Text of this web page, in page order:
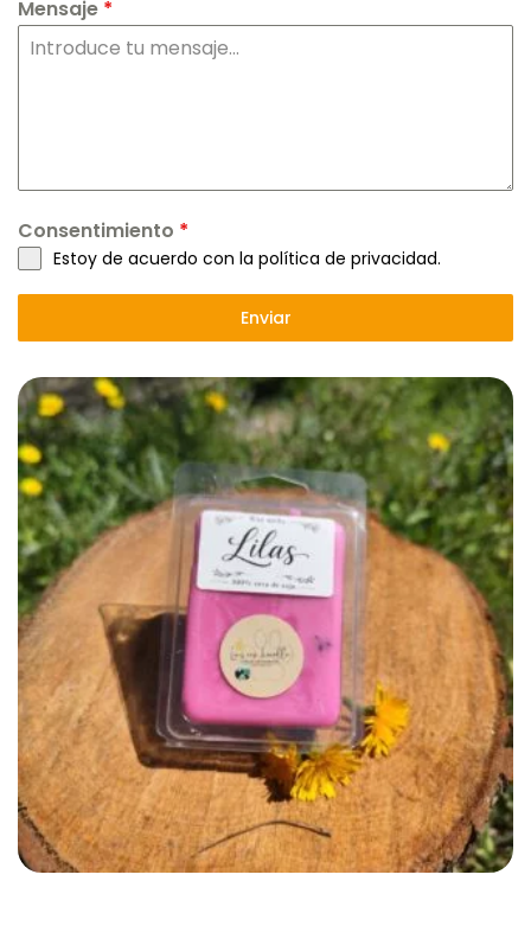
Mensaje *
Consentimiento *
Estoy de acuerdo con la política de privacidad.
Enviar